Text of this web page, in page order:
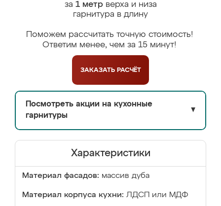
за 1 метрверха и низа
гарнитура в длину
Поможем рассчитать точную стоимость!
Ответим менее, чем за 15 минут!
ЗАКАЗАТЬ РАСЧЁТ
Посмотреть акции на кухонные
гарнитуры
▼
Характеристики
Материал фасадов: массив дуба
Материал корпуса кухни: ЛДСП или МДФ